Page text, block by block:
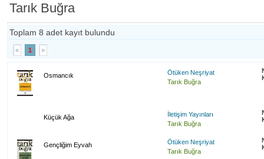
Tarık Buğra
Toplam 8 adet kayıt bulundu
« 1 »
Osmancık
Ötüken Neşriyat
Tarık Buğra
Küçük Ağa
İletişim Yayınları
Tarık Buğra
Gençliğim Eyvah
Ötüken Neşriyat
Tarık Buğra